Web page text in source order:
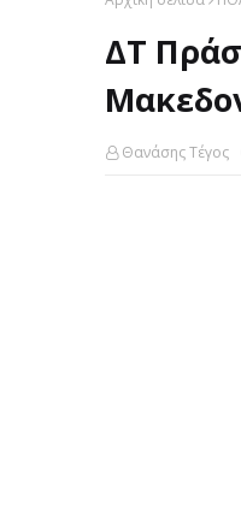
ΔΤ
Θανάσης Τέγος